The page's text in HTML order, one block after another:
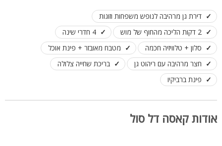
דירת גן מרהיבה לנופש משפחות וזוגות
2 דקות הליכה מהחוף של מוש
4 חדרי שינה
סלון + טלוויזיה חכמה
מטבח מאובזר + פינת אוכל
חצר מרהיבה עם ריהוט גן
בריכת שחייה צלולה
פינת ברביקיו
אודות קאסה דל סול